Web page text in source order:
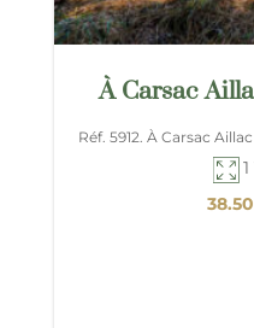
À Carsac
Réf. 5912. À Carsac